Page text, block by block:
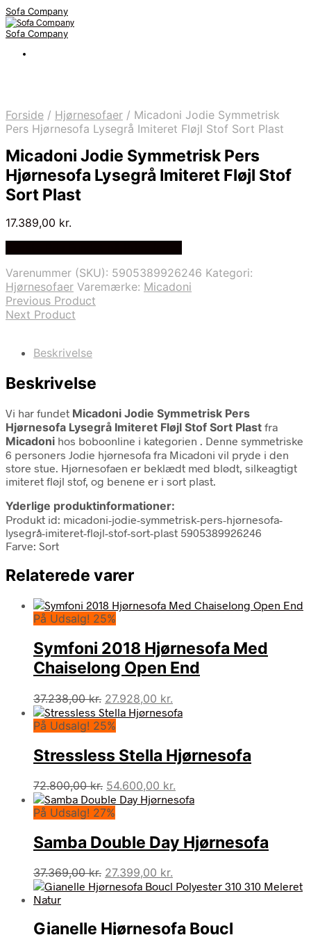
Sofa Company
Sofa Company
Forside / Hjørnesofaer / Micadoni Jodie Symmetrisk
Pers Hjørnesofa Lysegrå Imiteret Fløjl Stof Sort Plast
Micadoni Jodie Symmetrisk Pers
Hjørnesofa Lysegrå Imiteret Fløjl Stof
Sort Plast
17.389,00 kr.
Varenummer (SKU): 5905389926246 Kategori:
Hjørnesofaer Varemærke: Micadoni
Previous Product
Next Product
Beskrivelse
Beskrivelse
Vi har fundet Micadoni Jodie Symmetrisk Pers
Hjørnesofa Lysegrå Imiteret Fløjl Stof Sort Plast fra
Micadoni hos boboonline i kategorien . Denne symmetriske
6 personers Jodie hjørnesofa fra Micadoni vil pryde i den
store stue. Hjørnesofaen er beklædt med blødt, silkeagtigt
imiteret fløjl stof, og benene er i sort plast.
Yderlige produktinformationer:
Produkt id: micadoni-jodie-symmetrisk-pers-hjørnesofa-
lysegrå-imiteret-fløjl-stof-sort-plast 5905389926246
Farve: Sort
Relaterede varer
På Udsalg! 25%
Symfoni 2018 Hjørnesofa Med
Chaiselong Open End
37.238,00kr. Den
oprindelige
pris
37.238,00 kr..
27.928,00 kr.
aktuelle
27.928,00 kr..
På Udsalg! 25%
Stressless Stella Hjørnesofa
72.800,00kr. Den
oprindelige
pris
72.800,00 kr..
54.600,00 kr.
aktuelle
54.600,00 kr..
På Udsalg! 27%
Samba Double Day Hjørnesofa
37.369,00kr. Den
oprindelige
37.369,00 kr..
27.399,00 kr.
aktuelle
27.399,00 kr..
Gianelle Hjørnesofa Boucl